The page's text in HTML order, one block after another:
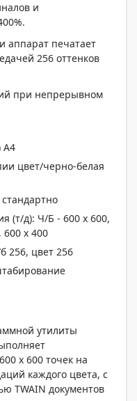
и
аппарат печатает
256 оттенков
при непрерывном
A4
цвет/черно-белая
(т/д): Ч/Б - 600 x 600,
600 x 400
256, цвет 256
утилиты
x 600 точек на
каждого цвета, с
TWAIN документов